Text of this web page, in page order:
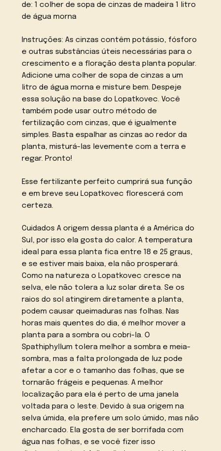
de: 1 colher de sopa de cinzas de madeira 1 litro
de água morna
Instruções: As cinzas contêm potássio, fósforo
e outras substâncias úteis necessárias para o
crescimento e a floração desta planta popular.
Adicione uma colher de sopa de cinzas a um
litro de água morna e misture bem. Despeje
essa solução na base do Lopatkovec. Você
também pode usar outro método de
fertilização com cinzas, que é igualmente
simples. Basta espalhar as cinzas ao redor da
planta, misturá-las levemente com a terra e
regar. Pronto!
Esse fertilizante perfeito cumprirá sua função
e em breve seu Lopatkovec florescerá com
certeza.
Cuidados A origem dessa planta é a América do
Sul, por isso ela gosta do calor. A temperatura
ideal para essa planta fica entre 18 e 25 graus,
e se estiver mais baixa, ela não prosperará.
Como na natureza o Lopatkovec cresce na
selva, ele não tolera a luz solar direta. Se os
raios do sol atingirem diretamente a planta,
podem causar queimaduras nas folhas. Nas
horas mais quentes do dia, é melhor mover a
planta para a sombra ou cobri-la. O
Spathiphyllum tolera melhor a sombra e meia-
sombra, mas a falta prolongada de luz pode
afetar a cor e o tamanho das folhas, que se
tornarão frágeis e pequenas. A melhor
localização para ela é perto de uma janela
voltada para o leste. Devido à sua origem na
selva úmida, ela prefere um solo úmido, mas não
encharcado. Ela gosta de ser borrifada com
água nas folhas, e se você fizer isso